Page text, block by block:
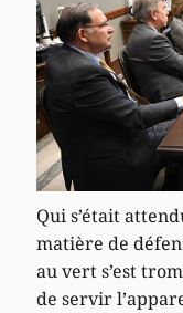
Qui s’était
matière de
au vert s’est
de servir